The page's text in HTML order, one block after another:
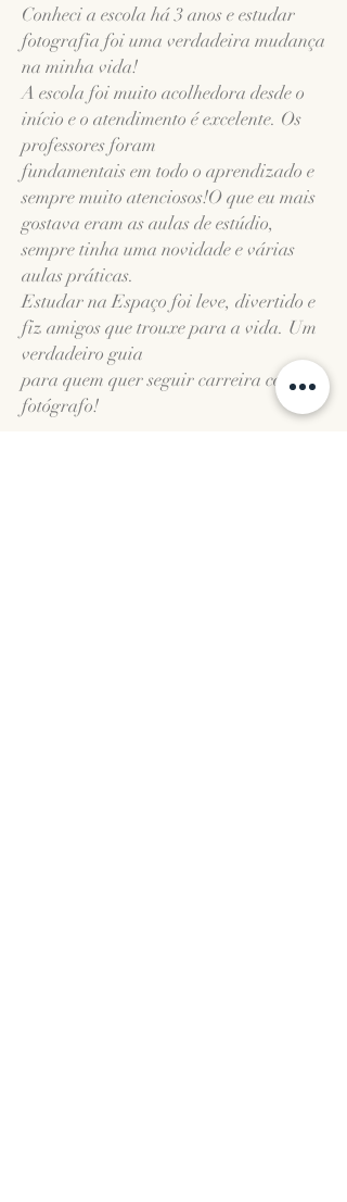
Conheci a escola há 3 anos e estudar
fotografia foi uma verdadeira mudança
na minha vida!
A escola foi muito acolhedora desde o
início e o atendimento é excelente. Os
professores foram
fundamentais em todo o aprendizado e
sempre muito atenciosos!O que eu mais
gostava eram as aulas de estúdio,
sempre tinha uma novidade e várias
aulas práticas.
Estudar na Espaço foi leve, divertido e
fiz amigos que trouxe para a vida. Um
verdadeiro guia
para quem quer seguir carreira como
fotógrafo!